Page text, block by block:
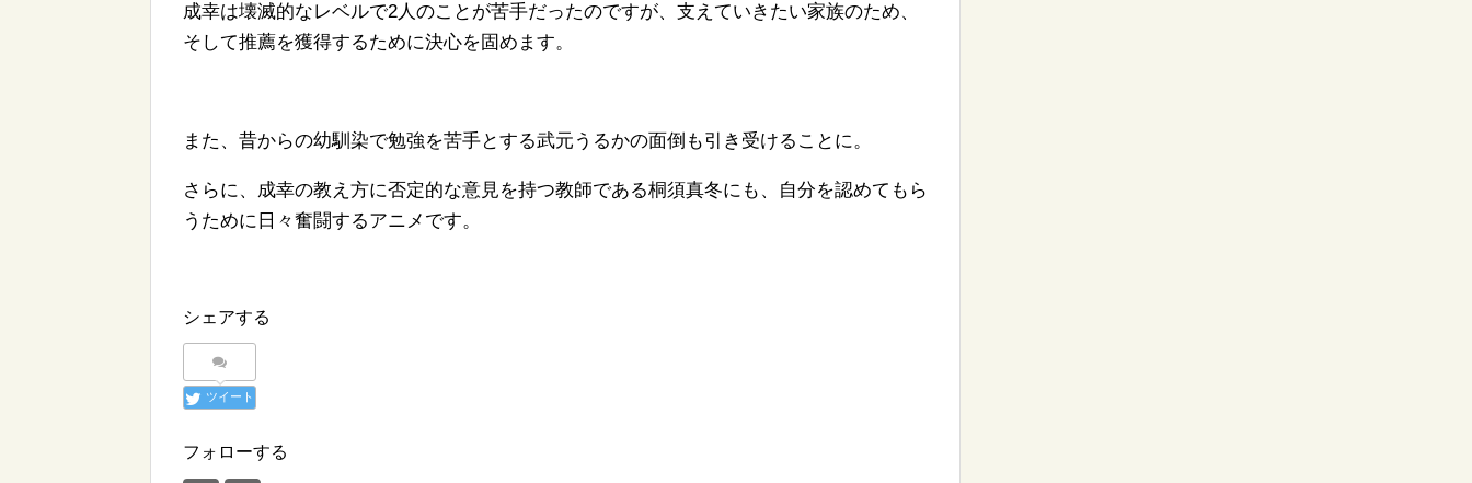
成幸は壊滅的なレベルで2人のことが苦手だったのですが、支えていきたい家族のため、
そして推薦を獲得するために決心を固めます。
また、昔からの幼馴染で勉強を苦手とする武元うるかの面倒も引き受けることに。
さらに、成幸の教え方に否定的な意見を持つ教師である桐須真冬にも、自分を認めてもら
うために日々奮闘するアニメです。
シェアする
ツイート
フォローする